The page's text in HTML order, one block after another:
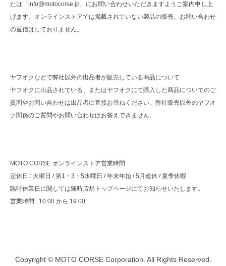
たは「info@motocorse.jp」にお問い合わせいただきますようご案内申し上
げます。オンラインストアでは掲載されていない製品の販売、お問い合わせ
の返信はしておりません。
ヤフオクなどで弊社以外の出品者が販売している商品について
ヤフオクに出品されている、またはヤフオクにて購入した商品についてのご
質問やお問い合わせは出品者に直接お尋ねください。弊社販売以外のヤフオ
ク関係のご質問やお問い合わせはお答えできません。
MOTO CORSE オンラインストア営業時間
定休日 : 火曜日 / 第1・3・5水曜日 / 年末年始 / 5月連休 / 夏季休暇
臨時休業日に関しては随時店舗トップページにてお知らせいたします。
営業時間 : 10:00 から 19:00
Copyright © MOTO CORSE Corporation. All Rights Reserved.